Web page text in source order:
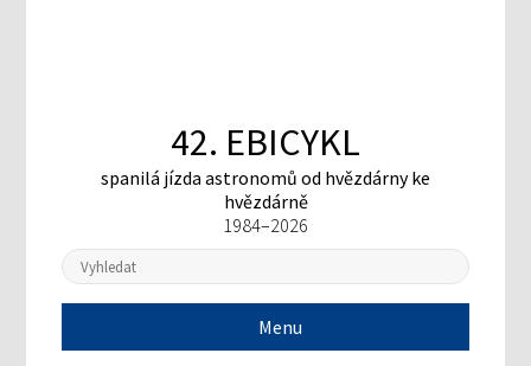
42. EBICYKL
spanilá jízda astronomů od hvězdárny ke
hvězdárně
1984–2026
Menu